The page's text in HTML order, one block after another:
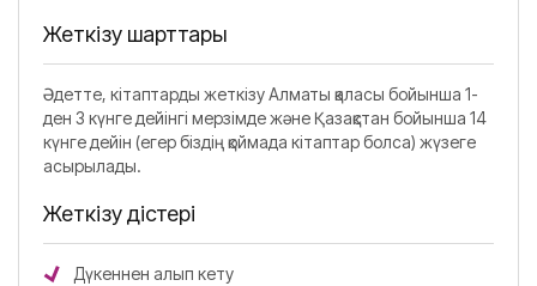
Жеткізу шарттары
Әдетте, кітаптарды жеткізу Алматы қаласы бойынша 1-
ден 3 күнге дейінгі мерзімде және Қазақстан бойынша 14
күнге дейін (егер біздің қоймада кітаптар болса) жүзеге
асырылады.
Жеткізу әдістері
Дүкеннен алып кету